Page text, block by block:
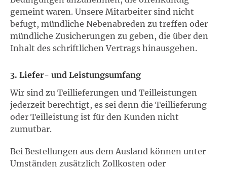
gemeint waren. Unsere Mitarbeiter sind nicht
befugt, mündliche Nebenabreden zu treffen oder
mündliche Zusicherungen zu geben, die über den
Inhalt des schriftlichen Vertrags hinausgehen.
3. Liefer- und Leistungsumfang
Wir sind zu Teillieferungen und Teilleistungen
jederzeit berechtigt, es sei denn die Teillieferung
oder Teilleistung ist für den Kunden nicht
zumutbar.
Bei Bestellungen aus dem Ausland können unter
Umständen zusätzlich Zollkosten oder